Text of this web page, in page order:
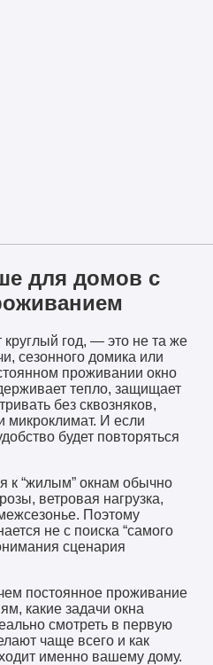
для домов с
год, — это не та же
сезонного домика или
проживании окно
тепло, защищает
без сквозняков,
микроклимат. И если
будет повторяться
к “жилым” окнам обычно
ветровая нагрузка,
Поэтому
не с поиска “самого
сценария
постоянное проживание
какие задачи окна
смотреть в первую
чаще всего и как
именно вашему дому.